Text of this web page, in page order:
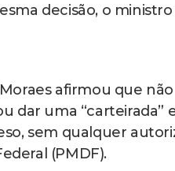
decisão, o
afirmou que
dar uma
sem qualquer
(PMDF).